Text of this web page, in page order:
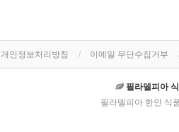
개인정보처리방침 이메일 무단수집거부
필라델피아
필라델피아 한인 식